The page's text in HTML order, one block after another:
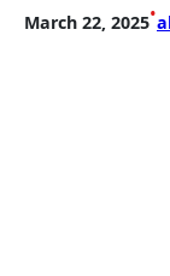
March 22, 2025•